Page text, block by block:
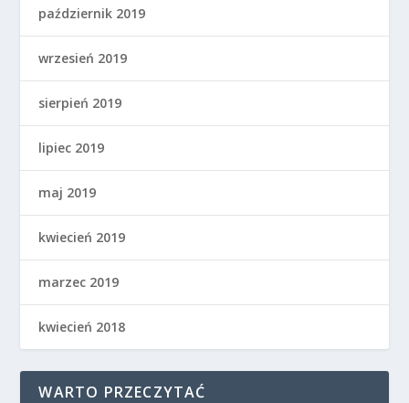
październik 2019
wrzesień 2019
sierpień 2019
lipiec 2019
maj 2019
kwiecień 2019
marzec 2019
kwiecień 2018
WARTO PRZECZYTAĆ